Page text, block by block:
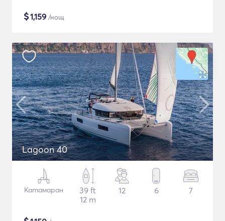
$1,159 /нощ
Lagoon 40
Катамаран
39 ft
12 m
12 6 7